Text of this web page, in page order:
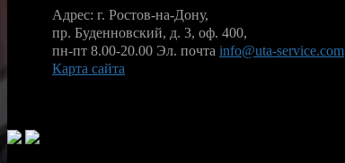
Адрес: г. Ростов-на-Дону,
пр. Буденновский, д. 3, оф. 400,
пн-пт 8.00-20.00 Эл. почта info@uta-service.com
Карта сайта